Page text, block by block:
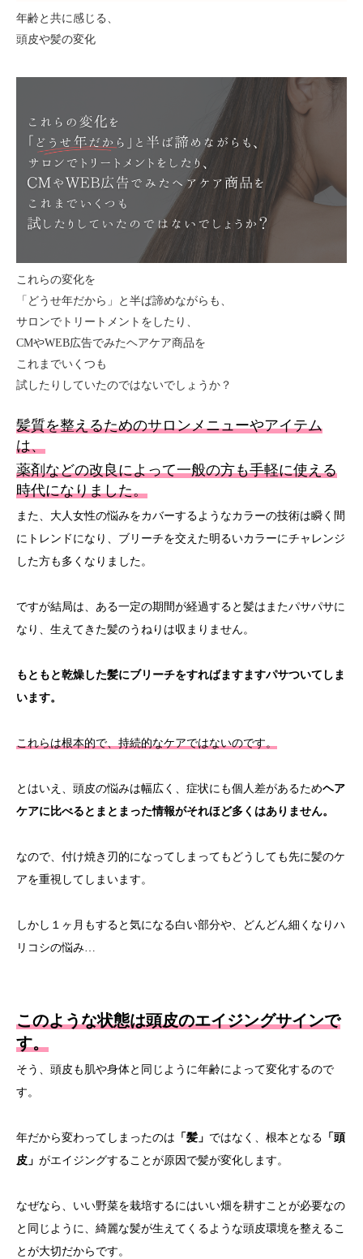
年齢と共に感じる、
頭皮や髪の変化
これらの変化を
「どうせ年だから」と半ば諦めながらも、
サロンでトリートメントをしたり、
CMやWEB広告でみたヘアケア商品を
これまでいくつも
試したりしていたのではないでしょうか？
髪質を整えるためのサロンメニューやアイテム
は、
薬剤などの改良によって一般の方も手軽に使える
時代になりました。
また、大人女性の悩みをカバーするようなカラーの技術は瞬く間
にトレンドになり、ブリーチを交えた明るいカラーにチャレンジ
した方も多くなりました。
ですが結局は、ある一定の期間が経過すると髪はまたパサパサに
なり、生えてきた髪のうねりは収まりません。
もともと乾燥した髪にブリーチをすればますますパサついてしま
います。
これらは根本的で、持続的なケアではないのです。
とはいえ、頭皮の悩みは幅広く、症状にも個人差があるためヘア
ケアに比べるとまとまった情報がそれほど多くはありません。
なので、付け焼き刃的になってしまってもどうしても先に髪のケ
アを重視してしまいます。
しかし１ヶ月もすると気になる白い部分や、どんどん細くなりハ
リコシの悩み…
このような状態は頭皮のエイジングサインで
す。
そう、頭皮も肌や身体と同じように年齢によって変化するので
す。
年だから変わってしまったのは 「髪」 ではなく、根本となる 「頭
皮」 がエイジングすることが原因で髪が変化します。
なぜなら、いい野菜を栽培するにはいい畑を耕すことが必要なの
と同じように、綺麗な髪が生えてくるような頭皮環境を整えるこ
とが大切だからです。